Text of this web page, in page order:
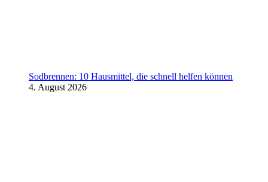
Sodbrennen: 10 Hausmittel, die schnell helfen können
4. August 2026